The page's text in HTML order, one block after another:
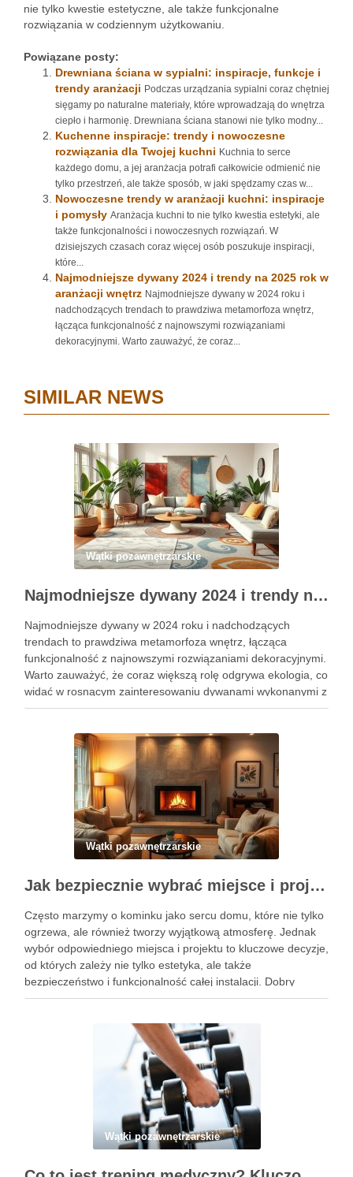
nie tylko kwestie estetyczne, ale także funkcjonalne
rozwiązania w codziennym użytkowaniu.
Powiązane posty:
Drewniana ściana w sypialni: inspiracje, funkcje i
trendy aranżacji Podczas urządzania sypialni coraz chętniej
sięgamy po naturalne materiały, które wprowadzają do wnętrza
ciepło i harmonię. Drewniana ściana stanowi nie tylko modny...
Kuchenne inspiracje: trendy i nowoczesne
rozwiązania dla Twojej kuchni Kuchnia to serce
każdego domu, a jej aranżacja potrafi całkowicie odmienić nie
tylko przestrzeń, ale także sposób, w jaki spędzamy czas w...
Nowoczesne trendy w aranżacji kuchni: inspiracje
i pomysły Aranżacja kuchni to nie tylko kwestia estetyki, ale
także funkcjonalności i nowoczesnych rozwiązań. W
dzisiejszych czasach coraz więcej osób poszukuje inspiracji,
które...
Najmodniejsze dywany 2024 i trendy na 2025 rok w
aranżacji wnętrz Najmodniejsze dywany w 2024 roku i
nadchodzących trendach to prawdziwa metamorfoza wnętrz,
łącząca funkcjonalność z najnowszymi rozwiązaniami
dekoracyjnymi. Warto zauważyć, że coraz...
SIMILAR NEWS
Wątki pozawnętrzarskie
Najmodniejsze dywany 2024 i trendy na 2025 rok w aranżacji wnętrz
Najmodniejsze dywany w 2024 roku i nadchodzących
trendach to prawdziwa metamorfoza wnętrz, łącząca
funkcjonalność z najnowszymi rozwiązaniami dekoracyjnymi.
Warto zauważyć, że coraz większą rolę odgrywa ekologia, co
widać w rosnącym zainteresowaniu dywanami wykonanymi z
odnawialnych i biodegradowalnych materiałów. Trendy na
jak beże, szarości …
Wątki pozawnętrzarskie
Jak bezpiecznie wybrać miejsce i projekt kominka w domu
Często marzymy o kominku jako sercu domu, które nie tylko
ogrzewa, ale również tworzy wyjątkową atmosferę. Jednak
wybór odpowiedniego miejsca i projektu to kluczowe decyzje,
od których zależy nie tylko estetyka, ale także
bezpieczeństwo i funkcjonalność całej instalacji. Dobry
lokalizacja zapewni optymalne rozprowadzenie ciepła, a
Wątki pozawnętrzarskie